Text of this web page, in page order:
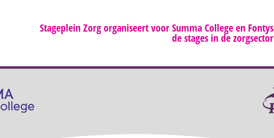
Stageplein Zorg organiseert voor Summa College en Fontys
de stages in de zorgsector